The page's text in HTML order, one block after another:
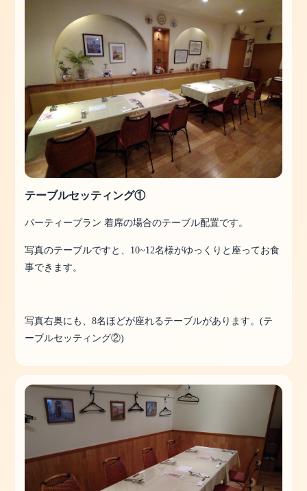
テーブルセッティング①
パーティープラン 着席の場合のテーブル配置です。
写真のテーブルですと、10~12名様がゆっくりと座ってお食
事できます。
写真右奥にも、8名ほどが座れるテーブルがあります。(テ
ーブルセッティング②)